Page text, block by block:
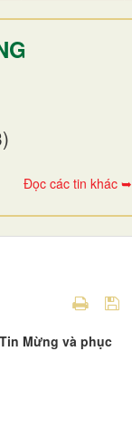
Đọc các tin khác ➥
Mừng và phục